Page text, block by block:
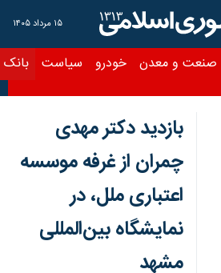
۱۵ مرداد ۱۴۰۵
صنعت و معدن خودرو سیاست بانک و بیمه
بازدید دکتر مهدی
چمران از غرفه موسسه
اعتباری ملل، در
نمایشگاه بین‌المللی
مشهد